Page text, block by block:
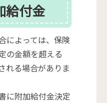
給付金
によっては、保険
の金額を超える
れる場合がありま
に附加給付金決定